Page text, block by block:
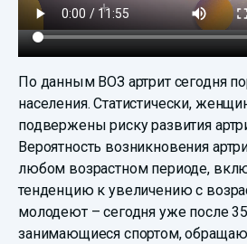
По данным ВОЗ артрит сегодня
населения. Статистически,
подвержены риску развития
Вероятность возникновения
любом возрастном периоде,
тенденцию к увеличению с
молодеют – сегодня уже после
занимающиеся спортом,